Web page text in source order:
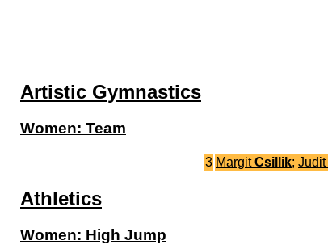
Artistic Gymnastics
Women: Team
3 MargitCsillik; Judit
Athletics
Women: High Jump